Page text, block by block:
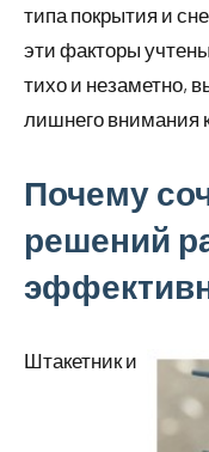
типа покрытия и
эти факторы
тихо и незаметно,
лишнего внимания
Почему
решений
Штакетник и